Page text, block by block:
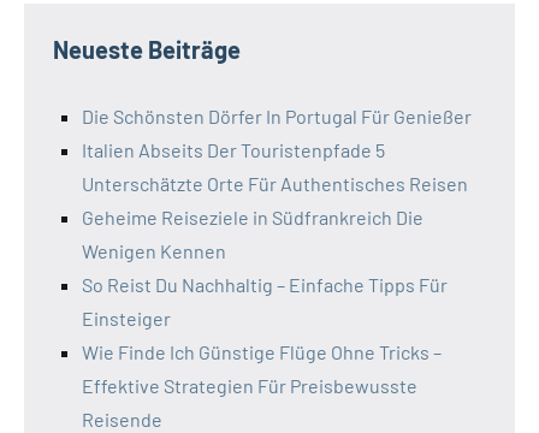
Neueste Beiträge
Die Schönsten Dörfer In Portugal Für Genießer
Italien Abseits Der Touristenpfade 5
Unterschätzte Orte Für Authentisches Reisen
Geheime Reiseziele in Südfrankreich Die
Wenigen Kennen
So Reist Du Nachhaltig – Einfache Tipps Für
Einsteiger
Wie Finde Ich Günstige Flüge Ohne Tricks –
Effektive Strategien Für Preisbewusste
Reisende